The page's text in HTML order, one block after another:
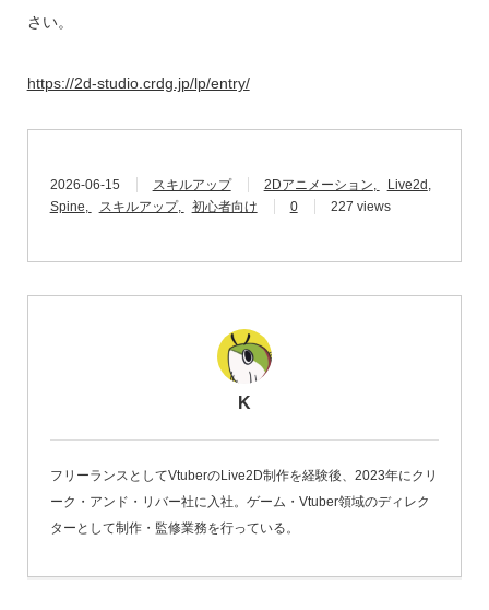
さい。
https://2d-studio.crdg.jp/lp/entry/
2026-06-15 スキルアップ 2Dアニメーション
Live2d
Spine
スキルアップ 初心者向け 0 227 views
K
フリーランスとしてVtuberのLive2D制作を経験後、2023年にクリ
ーク・アンド・リバー社に入社。ゲーム・Vtuber領域のディレク
ターとして制作・監修業務を行っている。